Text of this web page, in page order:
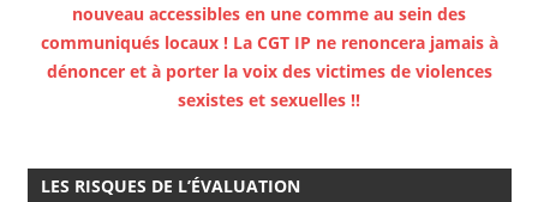
nouveau accessibles en une comme au sein des
communiqués locaux ! La CGT IP ne renoncera jamais à
dénoncer et à porter la voix des victimes de violences
sexistes et sexuelles !!
LES RISQUES DE L’ÉVALUATION